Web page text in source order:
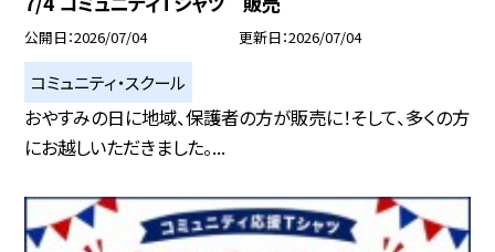
公開日 2026/07/04 更新日 2026/07/04
コミュニティ・スクール
おやすみの日に地域、保護者の方が販売に！そして、多くの方
にお越しいただきました。...